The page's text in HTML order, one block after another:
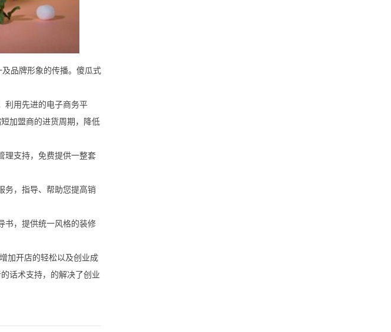
品牌形象的传播。傻瓜式
用先进的电子商务平
加盟商的进货周期，降低
支持，免费提供一整套
，指导、帮助您提高销
，提供统一风格的装修
加开店的轻松以及创业成
话术支持，的解决了创业